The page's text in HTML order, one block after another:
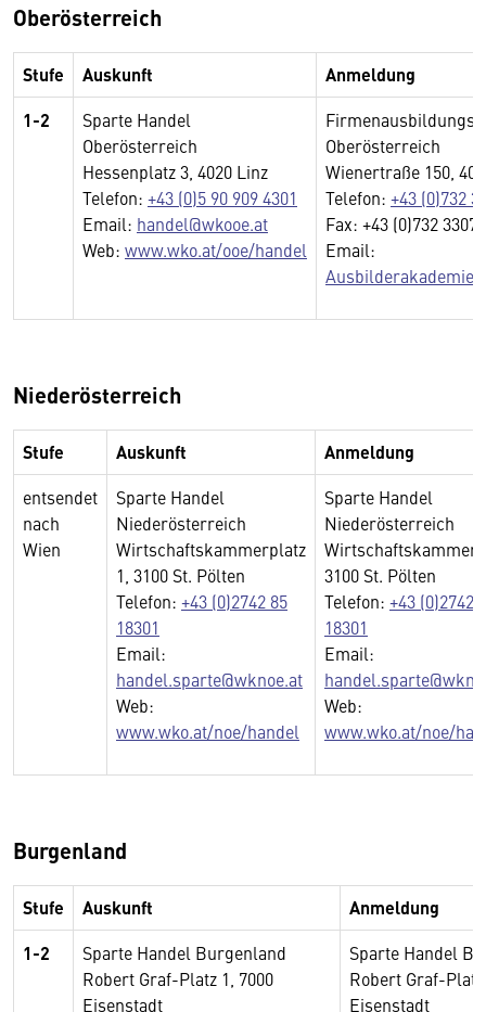
Oberösterreich
Stufe Auskunft
Anmeldung
1-2
Sparte Handel
Oberösterreich
Hessenplatz 3, 4020 Linz
Telefon: +43 (0)5 90 909 4301
Email: handel@wkooe.at
Web: www.wko.at/ooe/handel
Oberösterreich
Wienertraße 150,
Telefon: +43 (0)732
Fax: +43 (0)732
Email:
Niederösterreich
Stufe Auskunft Anmeldung
entsendet
nach
Wien
Sparte Handel
Niederösterreich
Wirtschaftskammerplatz
1, 3100 St. Pölten
Telefon: +43 (0)2742 85
18301
Email:
handel.sparte@wknoe.at
Web:
www.wko.at/noe/handel
Sparte Handel
Niederösterreich
3100 St. Pölten
Telefon: +43 (0)2742
18301
Email:
Web:
www.wko.at/noe/
Burgenland
Stufe Auskunft
Anmeldung
1-2
Sparte Handel Burgenland
Robert Graf-Platz 1, 7000
Eisenstadt
Sparte Handel
Robert Graf-Platz
Eisenstadt